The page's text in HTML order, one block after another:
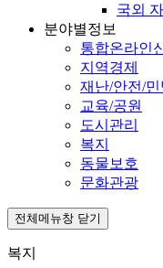
국외
분야별정보
통합온라인
지역경제
재난/안전/민
교육/공원
도시관리
복지
동물보호
문화관광
전체메뉴창 닫기
복지